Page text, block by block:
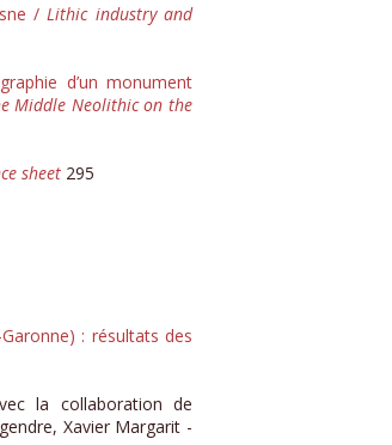
/ Lithic industry and
d’un monument
Middle Neolithic on the
sheet 295
: résultats des
la collaboration de
Xavier Margarit -